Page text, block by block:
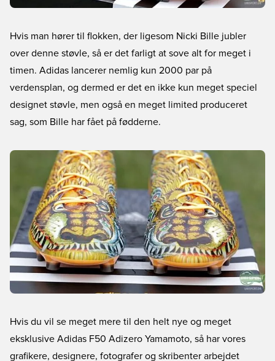
Hvis man hører til flokken, der ligesom Nicki Bille jubler
over denne støvle, så er det farligt at sove alt for meget i
timen. Adidas lancerer nemlig kun 2000 par på
verdensplan, og dermed er det en ikke kun meget speciel
designet støvle, men også en meget limited produceret
sag, som Bille har fået på fødderne.
Hvis du vil se meget mere til den helt nye og meget
eksklusive Adidas F50 Adizero Yamamoto, så har vores
grafikere, designere, fotografer og skribenter arbejdet